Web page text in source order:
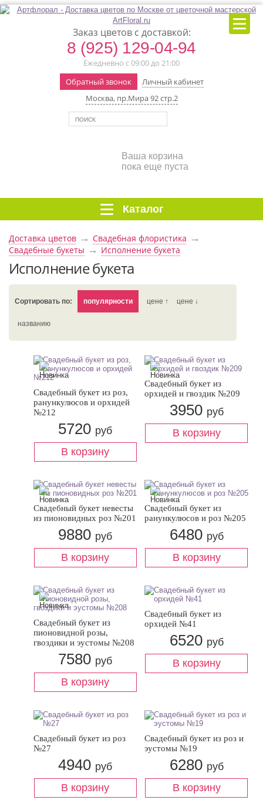
Заказ цветов с доставкой:
8 (925) 129-04-94
Ежедневно с 09:00 до 21:00
Обратный звонок
Личный кабинет
Москва, пр.Мира 92 стр.2
Ваша корзина
пока еще пуста
Каталог
Доставка цветов → Свадебная флористика →
Свадебные букеты →Исполнение букета
Исполнение букета
Сортировать по: популярности цене ↑ цене ↓
названию
Свадебный букет из роз,
ранункулюсов и орхидей
№212
5720 руб
Свадебный букет из
орхидей и гвоздик №209
3950 руб
Свадебный букет невесты
из пионовидных роз №201
9880 руб
Свадебный букет из
ранункулюсов и роз №205
6480 руб
Свадебный букет из
пионовидной розы,
гвоздики и эустомы №208
7580 руб
Свадебный букет из
орхидей №41
6520 руб
Свадебный букет из роз
№27
4940 руб
Свадебный букет из роз и
эустомы №19
6280 руб